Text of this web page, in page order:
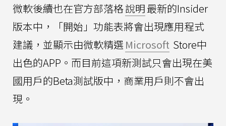
微軟後續也在官方部落格說明最新的Insider
版本中，「開始」功能表將會出現應用程式
建議，並顯示由微軟精選 Microsoft Store中
出色的APP。而目前這項新測試只會出現在美
國用戶的Beta測試版中，商業用戶則不會出
現。